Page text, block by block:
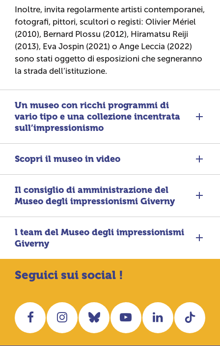
Inoltre, invita regolarmente artisti contemporanei,
fotografi, pittori, scultori o registi: Olivier Mériel
(2010), Bernard Plossu (2012), Hiramatsu Reiji
(2013), Eva Jospin (2021) o Ange Leccia (2022)
sono stati oggetto di esposizioni che segneranno
la strada dell’istituzione.
Un museo con ricchi programmi di
vario tipo e una collezione incentrata
sull’impressionismo
Scopri il museo in video
Il consiglio di amministrazione del
Museo degli impressionismi Giverny
l team del Museo degli impressionismi
Giverny
Seguici sui social !
FacebookInstagram
BlueskyYouTubeLinkedIn